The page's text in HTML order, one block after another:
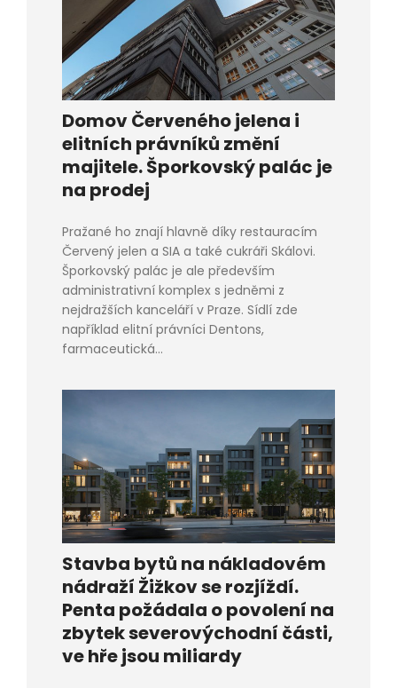
Domov Červeného jelena i
elitních právníků změní
majitele. Šporkovský palác je
na prodej
Pražané ho znají hlavně díky restauracím
Červený jelen a SIA a také cukráři Skálovi.
Šporkovský palác je ale především
administrativní komplex s jedněmi z
nejdražších kanceláří v Praze. Sídlí zde
například elitní právníci Dentons,
farmaceutická...
Stavba bytů na nákladovém
nádraží Žižkov se rozjíždí.
Penta požádala o povolení na
zbytek severovýchodní části,
ve hře jsou miliardy